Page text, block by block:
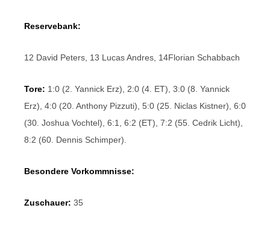
Reservebank:
12 David Peters, 13 Lucas Andres, 14Florian Schabbach
Tore: 1:0 (2. Yannick Erz), 2:0 (4. ET), 3:0 (8. Yannick
Erz), 4:0 (20. Anthony Pizzuti), 5:0 (25. Niclas Kistner), 6:0
(30. Joshua Vochtel), 6:1, 6:2 (ET), 7:2 (55. Cedrik Licht),
8:2 (60. Dennis Schimper).
Besondere Vorkommnisse:
Zuschauer: 35